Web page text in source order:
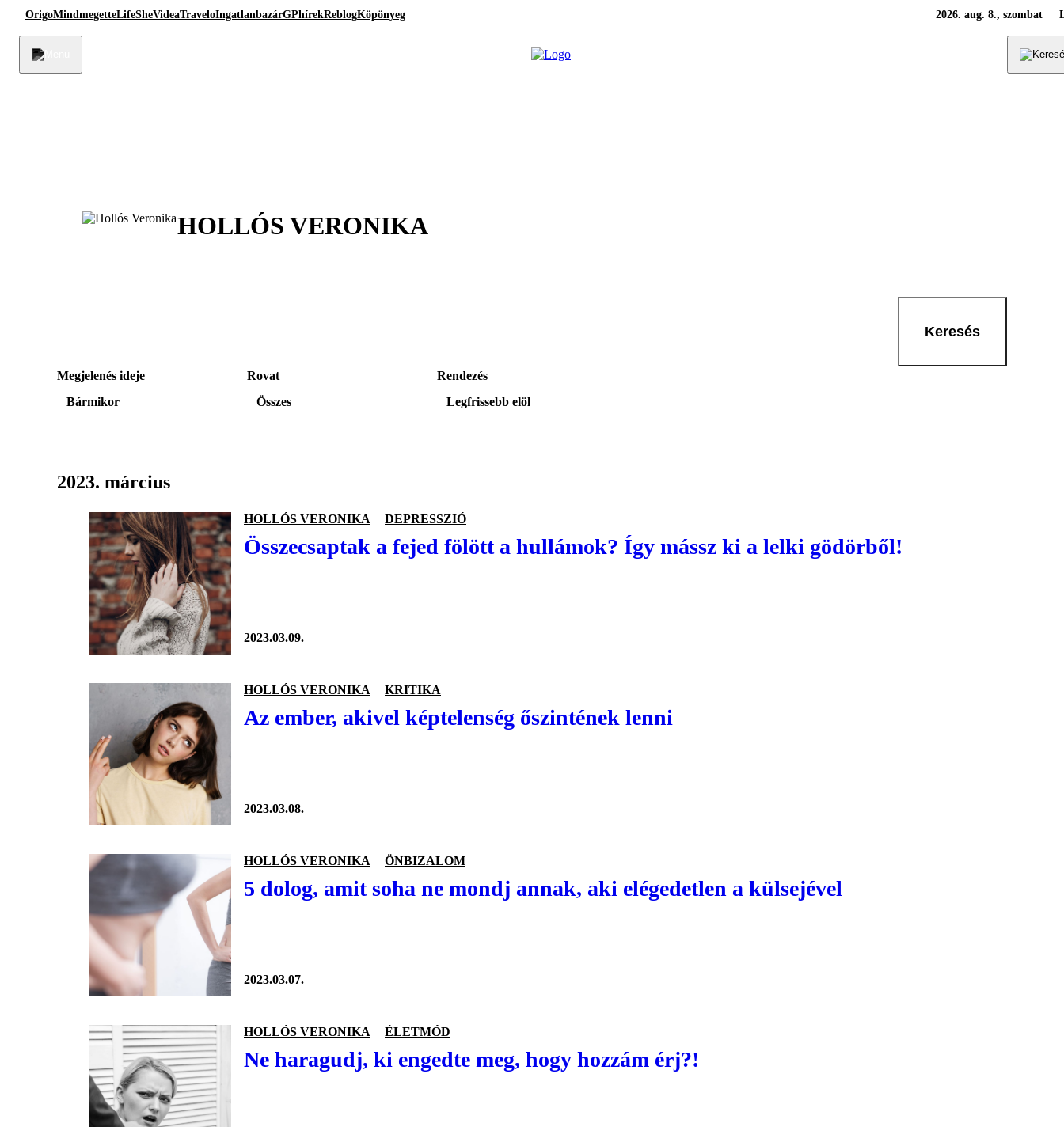
OrigoMindmegetteLifeSheVideaTraveloIngatlanbazárGPhírekReblogKöpönyeg 2026. aug. 8., szombat
HOLLÓS VERONIKA
Keresés
Megjelenés ideje
Bármikor
Rovat
Összes
Rendezés
Legfrissebb elöl
2023. március
HOLLÓS VERONIKA DEPRESSZIÓ
Összecsaptak a fejed fölött a hullámok? Így mássz ki a lelki gödörből!
2023.03.09.
HOLLÓS VERONIKA KRITIKA
Az ember, akivel képtelenség őszintének lenni
2023.03.08.
HOLLÓS VERONIKA ÖNBIZALOM
5 dolog, amit soha ne mondj annak, aki elégedetlen a külsejével
2023.03.07.
HOLLÓS VERONIKA ÉLETMÓD
Ne haragudj, ki engedte meg, hogy hozzám érj?!